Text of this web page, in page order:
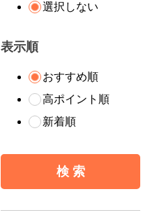
選択しない
表示順
おすすめ順
高ポイント順
新着順